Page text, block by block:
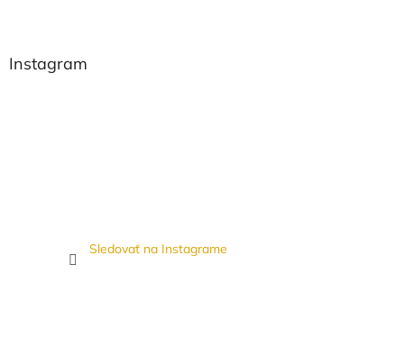
Instagram
Sledovať na Instagrame